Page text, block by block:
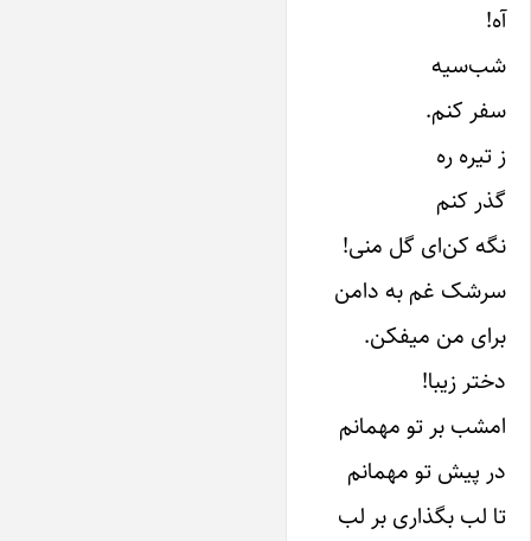
آه!
شب‌سیه
سفر کنم.
ز تیره ره
گذر کنم
نگه کن‌ای گل منی!
سرشک غم به دامن
برای من میفکن.
دختر زیبا!
امشب بر تو مهمانم
در پیش تو مهمانم
تا لب بگذاری بر لب